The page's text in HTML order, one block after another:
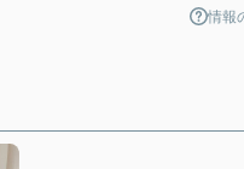
情報